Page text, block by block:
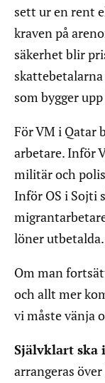
sett ur en rent
kraven på
säkerhet blir
som bygger
För VM i Qatar
arbetare. Inför
militär och
Inför OS i Sojti
löner utbetalda.
Om man
och allt mer
vi måste vänja
Självklart
arrangeras